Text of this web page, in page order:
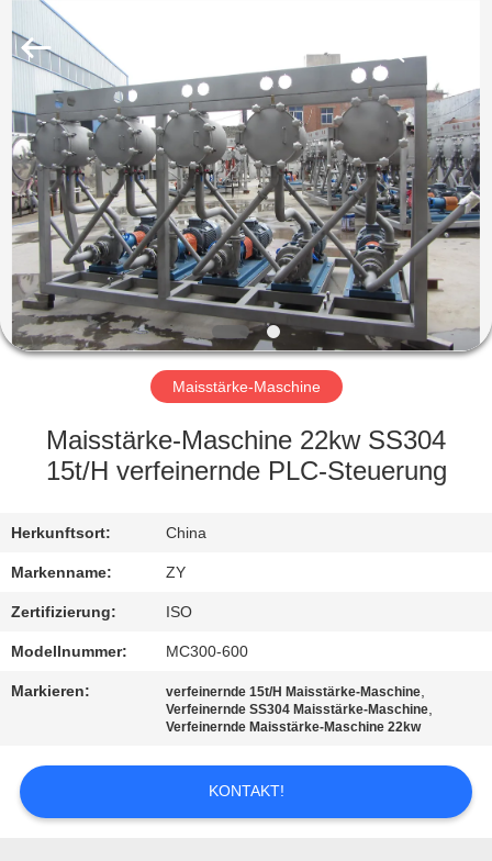
HAUS
PRODUKTE
ÜBER
US
FABRIK-
QUALITÄTSKONTROLLE
TRETEN
SIE
MIT
UNS
IN
VERBINDUNG
NACHRICHTEN
Zhiyuan
Engineering
Machinery
Co.,ltd.
Reserved.
Maisstärke-Maschine
Maisstärke-Maschine 22kw SS304
15t/H verfeinernde PLC-Steuerung
Herkunftsort: China
Markenname: ZY
Zertifizierung: ISO
Modellnummer: MC300-600
Markieren: verfeinernde 15t/H Maisstärke-Maschine,
Verfeinernde SS304 Maisstärke-Maschine,
Verfeinernde Maisstärke-Maschine 22kw
KONTAKT!